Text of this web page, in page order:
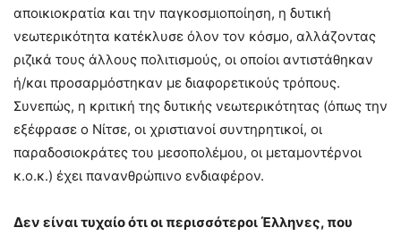
αποικιοκρατία και την παγκοσμιοποίηση, η δυτική
νεωτερικότητα κατέκλυσε όλον τον κόσμο, αλλάζοντας
ριζικά τους άλλους πολιτισμούς, οι οποίοι αντιστάθηκαν
ή/και προσαρμόστηκαν με διαφορετικούς τρόπους.
Συνεπώς, η κριτική της δυτικής νεωτερικότητας (όπως την
εξέφρασε ο Νίτσε, οι χριστιανοί συντηρητικοί, οι
παραδοσιοκράτες του μεσοπολέμου, οι μεταμοντέρνοι
κ.ο.κ.) έχει πανανθρώπινο ενδιαφέρον.
Δεν είναι τυχαίο ότι οι περισσότεροι Έλληνες, που